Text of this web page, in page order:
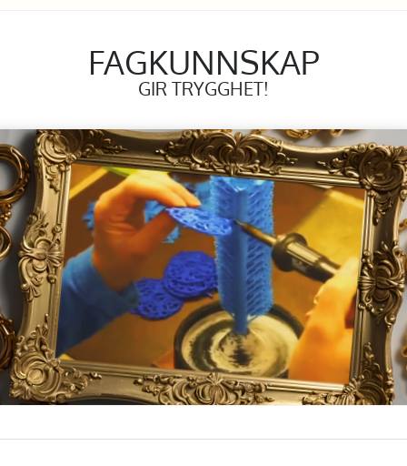
FAGKUNNSKAP
GIR TRYGGHET!